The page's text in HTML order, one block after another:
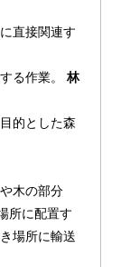
直接関連す
る作業。 林
的とした森
木の部分
所に配置す
場所に輸送